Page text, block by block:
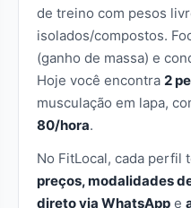
de treino com pesos
isolados/compostos.
(ganho de massa) e
Hoje você encontra 2
musculação em lapa,
80/hora.
No FitLocal, cada perfil
preços, modalidades
direto via WhatsApp e